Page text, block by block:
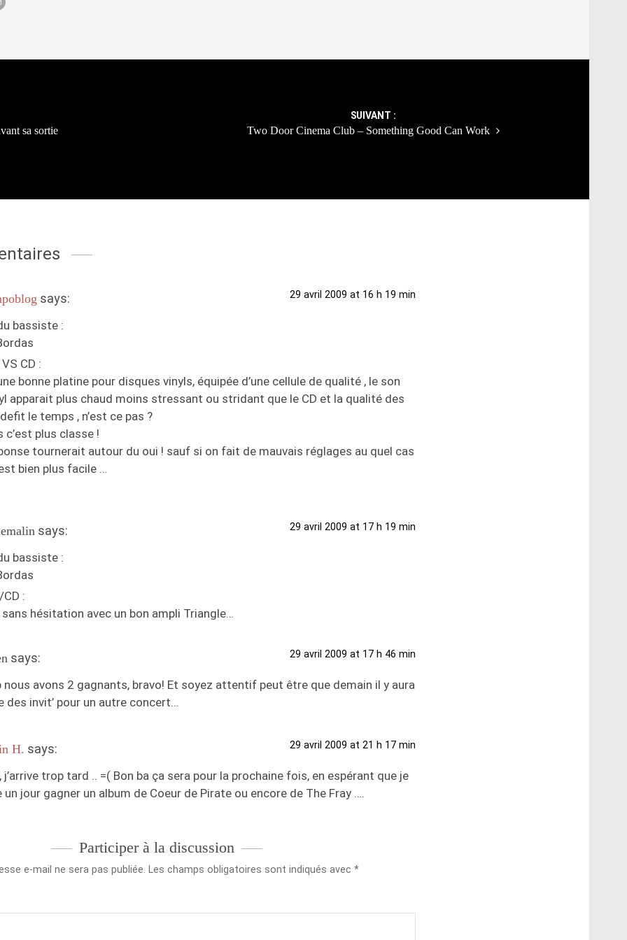
sa sortie
SUIVANT :
Two Door Cinema Club – Something Good Can Work
says: 29 avril 2009 at 16 h 19 min
bassiste :
CD :
bonne platine pour disques vinyls, équipée d’une cellule de qualité , le son
apparait plus chaud moins stressant ou stridant que le CD et la qualité des
le temps , n’est ce pas ?
c’est plus classe !
tournerait autour du oui ! sauf si on fait de mauvais réglages au quel cas
bien plus facile …
says: 29 avril 2009 at 17 h 19 min
bassiste :
:
hésitation avec un bon ampli Triangle…
says: 29 avril 2009 at 17 h 46 min
nous avons 2 gagnants, bravo! Et soyez attentif peut être que demain il y aura
des invit’ pour un autre concert…
H. says: 29 avril 2009 at 21 h 17 min
j’arrive trop tard .. =( Bon ba ça sera pour la prochaine fois, en espérant que je
un jour gagner un album de Coeur de Pirate ou encore de The Fray ….
Participer à la discussion
e-mail ne sera pas publiée. Les champs obligatoires sont indiqués avec *